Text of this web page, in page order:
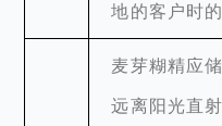
地的客户时的
麦芽糊精应
远离阳光直